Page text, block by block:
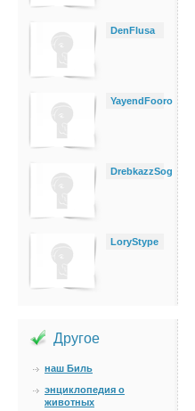
DenFlusa
YayendFooro
DrebkazzSog
LoryStype
Другое
наш Биль
энциклопедия о
животных